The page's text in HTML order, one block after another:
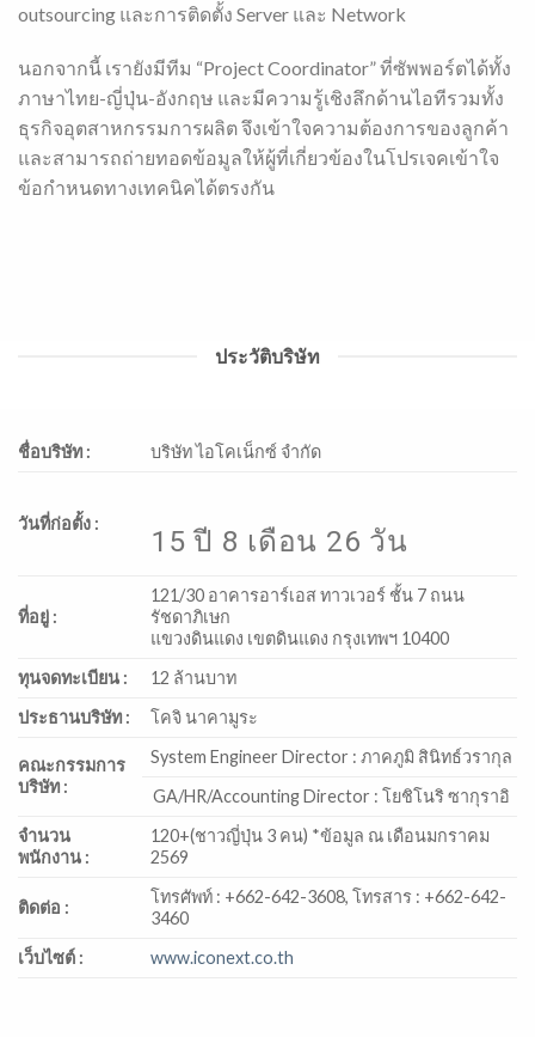
outsourcing และการติดตั้ง Server และ Network
นอกจากนี้ เรายังมีทีม “Project Coordinator” ที่ซัพพอร์ตได้ทั้ง
ภาษาไทย-ญี่ปุ่น-อังกฤษ และมีความรู้เชิงลึกด้านไอทีรวมทั้ง
ธุรกิจอุตสาหกรรมการผลิต จึงเข้าใจความต้องการของลูกค้า
และสามารถถ่ายทอดข้อมูลให้ผู้ที่เกี่ยวข้องในโปรเจคเข้าใจ
ข้อกำหนดทางเทคนิคได้ตรงกัน
ประวัติบริษัท
ชื่อบริษัท : บริษัท ไอโคเน็กซ์ จำกัด
วันที่ก่อตั้ง : 15 ปี 8 เดือน 26 วัน
ที่อยู่ :
121/30 อาคารอาร์เอส ทาวเวอร์ ชั้น 7 ถนน
รัชดาภิเษก
แขวงดินแดง เขตดินแดง กรุงเทพฯ 10400
ทุนจดทะเบียน :
12 ล้านบาท
ประธานบริษัท :
โคจิ นาคามูระ
คณะกรรมการ
บริษัท :
System Engineer Director : ภาคภูมิ สินิทธ์วรากุล
GA/HR/Accounting Director : โยชิโนริ ซากุราอิ
จำนวน
พนักงาน :
120+(ชาวญี่ปุ่น 3 คน) *ข้อมูล ณ เดือนมกราคม
2569
ติดต่อ :
โทรศัพท์ : +662-642-3608, โทรสาร : +662-642-
3460
เว็บไซต์ :
www.iconext.co.th